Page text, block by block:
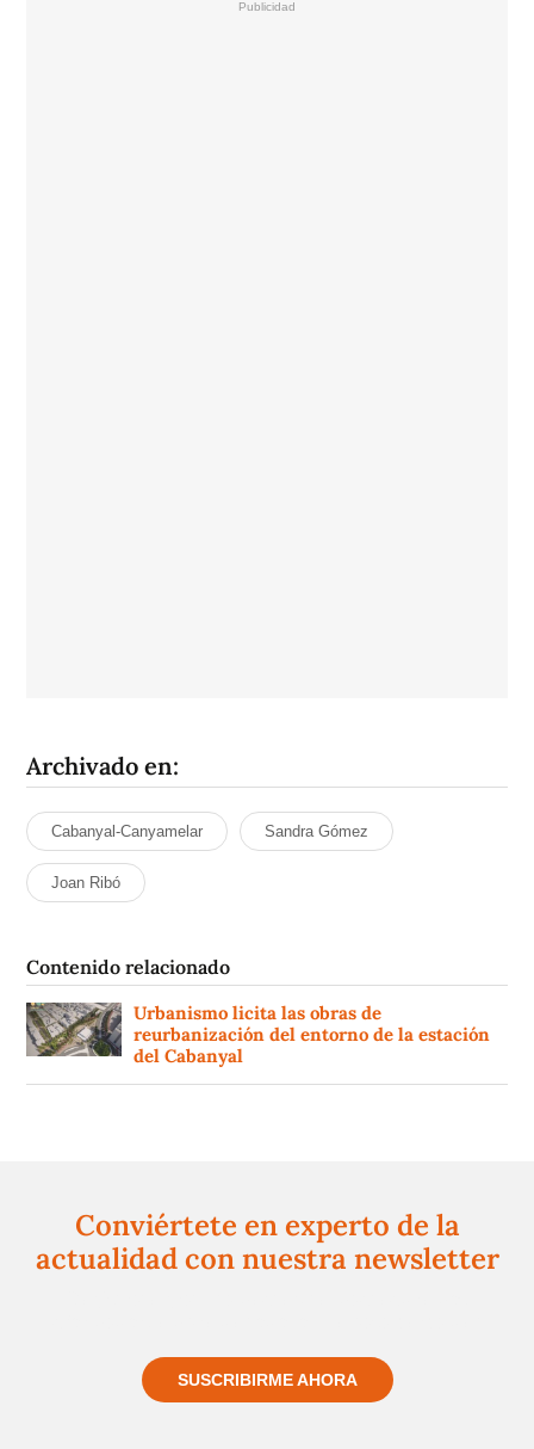
Archivado en:
Cabanyal-Canyamelar Sandra Gómez
Joan Ribó
Contenido relacionado
Urbanismo licita las obras de
reurbanización del entorno de la estación
del Cabanyal
Conviértete en experto de la
actualidad con nuestra newsletter
SUSCRIBIRME AHORA